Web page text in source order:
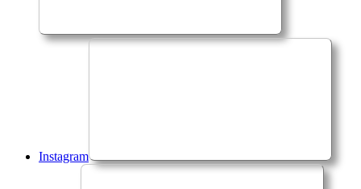
Instagram